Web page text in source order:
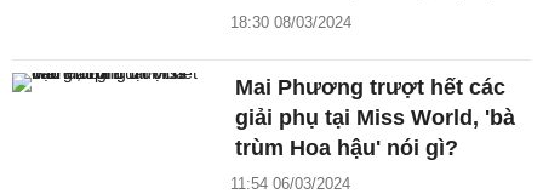
18:30 08/03/2024
Mai Phương trượt hết các
giải phụ tại Miss World, 'bà
trùm Hoa hậu' nói gì?
11:54 06/03/2024